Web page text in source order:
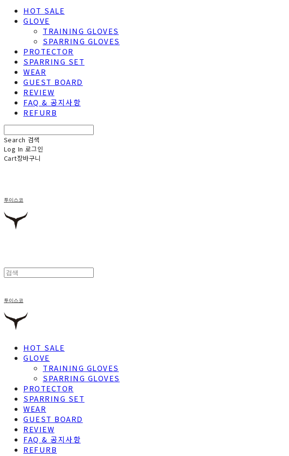
HOT SALE
GLOVE
TRAINING GLOVES
SPARRING GLOVES
PROTECTOR
SPARRING SET
WEAR
GUEST BOARD
REVIEW
FAQ & 공지사항
REFURB
Search 검색
Log In 로그인
Cart장바구니
투이스코
투이스코
HOT SALE
GLOVE
TRAINING GLOVES
SPARRING GLOVES
PROTECTOR
SPARRING SET
WEAR
GUEST BOARD
REVIEW
FAQ & 공지사항
REFURB